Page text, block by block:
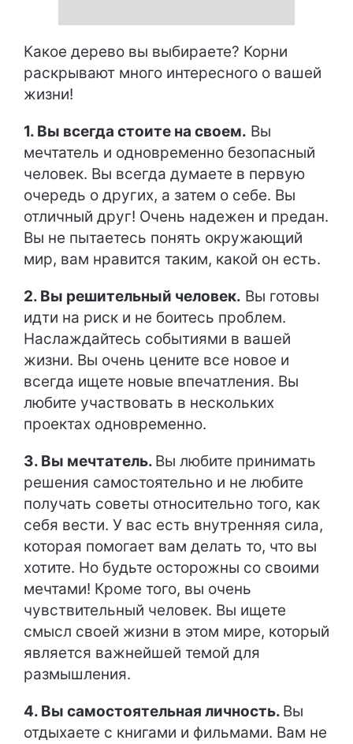
Какое дерево вы выбираете? Корни
раскрывают много интересного о вашей
жизни!
1. Вы всегда стоите на своем. Вы
мечтатель и одновременно безопасный
человек. Вы всегда думаете в первую
очередь о других, а затем о себе. Вы
отличный друг! Очень надежен и предан.
Вы не пытаетесь понять окружающий
мир, вам нравится таким, какой он есть.
2. Вы решительный человек. Вы готовы
идти на риск и не боитесь проблем.
Наслаждайтесь событиями в вашей
жизни. Вы очень цените все новое и
всегда ищете новые впечатления. Вы
любите участвовать в нескольких
проектах одновременно.
3. Вы мечтатель. Вы любите принимать
решения самостоятельно и не любите
получать советы относительно того, как
себя вести. У вас есть внутренняя сила,
которая помогает вам делать то, что вы
хотите. Но будьте осторожны со своими
мечтами! Кроме того, вы очень
чувствительный человек. Вы ищете
смысл своей жизни в этом мире, который
является важнейшей темой для
размышления.
4. Вы самостоятельная личность. Вы
отдыхаете с книгами и фильмами. Вам не